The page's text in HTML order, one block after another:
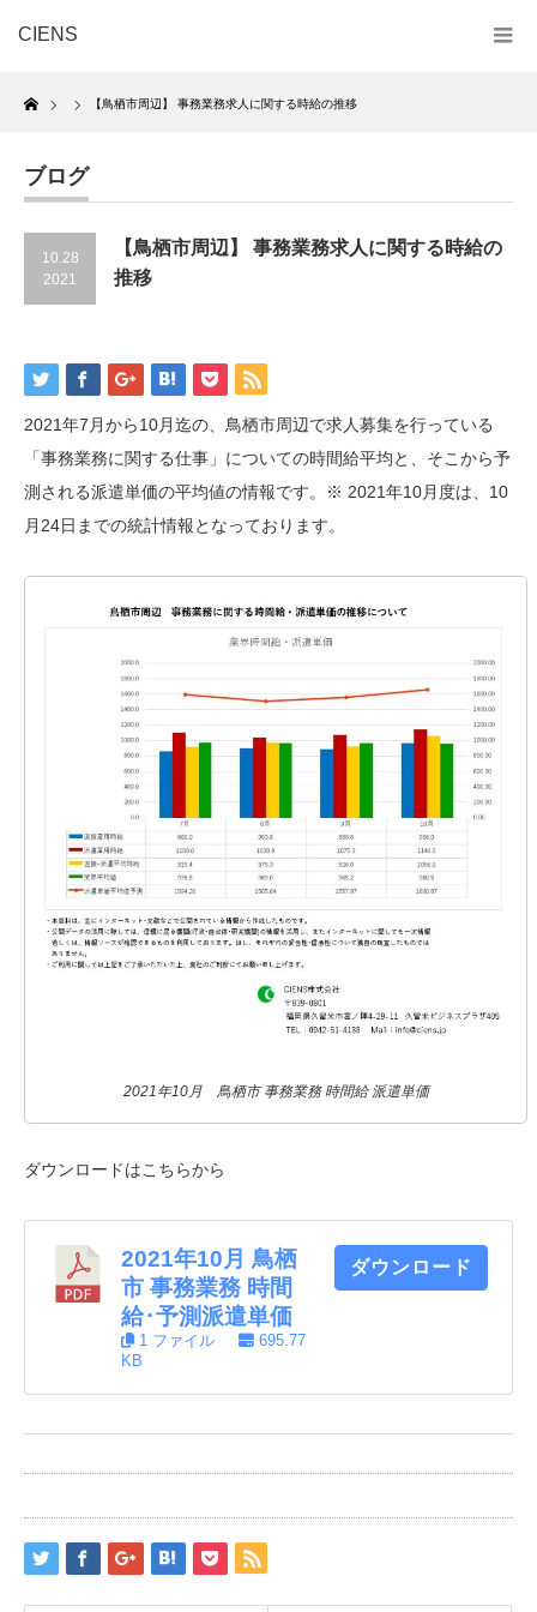
CIENS
Home
【鳥栖市周辺】 事務業務求人に関する時給の推移
ブログ
10.28
2021
【鳥栖市周辺】 事務業務求人に関する時給の
推移
2021年7月から10月迄の、鳥栖市周辺で求人募集を行っている
「事務業務に関する仕事」についての時間給平均と、そこから予
測される派遣単価の平均値の情報です。※ 2021年10月度は、10
月24日までの統計情報となっております。
2021年10月 鳥栖市 事務業務 時間給 派遣単価
ダウンロードはこちらから
2021年10月 鳥栖
市 事務業務 時間
給･予測派遣単価
1 ファイル
695.77
KB
ダウンロード